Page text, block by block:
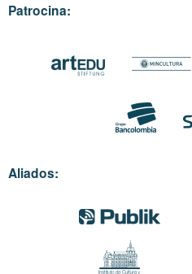
Patrocina:
Aliados: